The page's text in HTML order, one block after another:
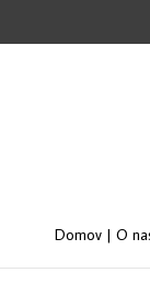
Domov| O